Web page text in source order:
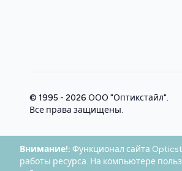
© 1995 - 2026 ООО "Оптикстайл".
Все права защищены.
Внимание!: Функционал сайта
работы ресурса. На компьютере